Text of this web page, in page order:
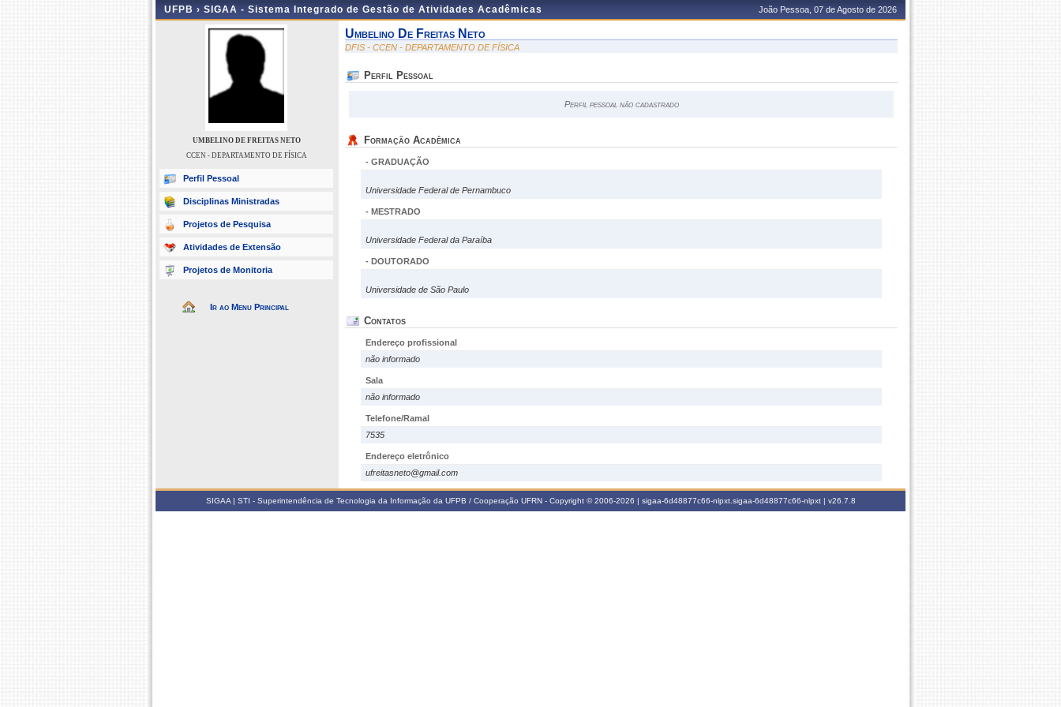
UFPB › SIGAA - Sistema Integrado de Gestão de Atividades Acadêmicas João Pessoa, 07 de Agosto de 2026
UMBELINO DE FREITAS NETO
CCEN - DEPARTAMENTO DE FÍSICA
Perfil Pessoal
Disciplinas Ministradas
Projetos de Pesquisa
Atividades de Extensão
Projetos de Monitoria
Ir ao Menu Principal
Umbelino De Freitas Neto
DFIS - CCEN - DEPARTAMENTO DE FÍSICA
Perfil Pessoal
Perfil pessoal não cadastrado
Formação Acadêmica
- GRADUAÇÃO
Universidade Federal de Pernambuco
- MESTRADO
Universidade Federal da Paraíba
- DOUTORADO
Universidade de São Paulo
Contatos
Endereço profissional
não informado
Sala
não informado
Telefone/Ramal
7535
Endereço eletrônico
ufreitasneto@gmail.com
SIGAA | STI - Superintendência de Tecnologia da Informação da UFPB / Cooperação UFRN - Copyright © 2006-2026 | sigaa-6d48877c66-nlpxt.sigaa-6d48877c66-nlpxt | v26.7.8